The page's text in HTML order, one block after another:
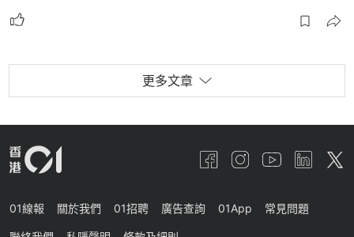
更多文章
01線報 關於我們 01招聘 廣告查詢 01App 常見問題